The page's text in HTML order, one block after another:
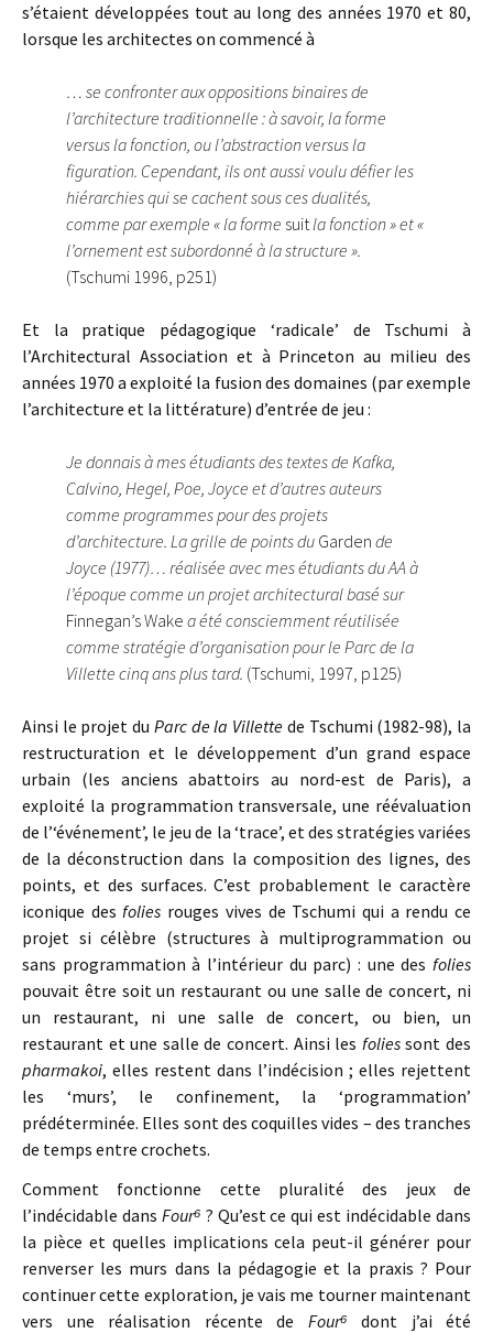
s’étaient développées tout au long des années 1970 et 80,
lorsque les architectes on commencé à
… se confronter aux oppositions binaires de
l’architecture traditionnelle : à savoir, la forme
versus la fonction, ou l’abstraction versus la
figuration. Cependant, ils ont aussi voulu défier les
hiérarchies qui se cachent sous ces dualités,
comme par exemple « la forme suitla fonction » et «
l’ornement est subordonné à la structure ».
(Tschumi 1996, p251)
Et la pratique pédagogique ‘radicale’ de Tschumi à
l’Architectural Association et à Princeton au milieu des
années 1970 a exploité la fusion des domaines (par exemple
l’architecture et la littérature) d’entrée de jeu :
Je donnais à mes étudiants des textes de Kafka,
Calvino, Hegel, Poe, Joyce et d’autres auteurs
comme programmes pour des projets
d’architecture. La grille de points du Garden de
Joyce (1977)… réalisée avec mes étudiants du AA à
l’époque comme un projet architectural basé sur
Finnegan’s Wake a été consciemment réutilisée
comme stratégie d’organisation pour le Parc de la
Villette cinq ans plus tard. (Tschumi, 1997, p125)
Ainsi le projet du Parc de la Villette de Tschumi (1982-98), la
restructuration et le développement d’un grand espace
urbain (les anciens abattoirs au nord-est de Paris), a
exploité la programmation transversale, une réévaluation
de l’‘événement’, le jeu de la ‘trace’, et des stratégies variées
de la déconstruction dans la composition des lignes, des
points, et des surfaces. C’est probablement le caractère
iconique desfolies rouges vives de Tschumi qui a rendu ce
projet si célèbre (structures à multiprogrammation ou
sans programmation à l’intérieur du parc) : une des folies
pouvait être soit un restaurant ou une salle de concert, ni
un restaurant, ni une salle de concert, ou bien, un
restaurant et une salle de concert. Ainsi les foliessont des
pharmakoi, elles restent dans l’indécision ; elles rejettent
les ‘murs’, le confinement, la ‘programmation’
prédéterminée. Elles sont des coquilles vides – des tranches
de temps entre crochets.
Comment fonctionne cette pluralité des jeux de
l’indécidable dans Four⁶ ? Qu’est ce qui est indécidable dans
la pièce et quelles implications cela peut-il générer pour
renverser les murs dans la pédagogie et la praxis ? Pour
continuer cette exploration, je vais me tourner maintenant
vers une réalisation récente de Four⁶ dont j’ai été